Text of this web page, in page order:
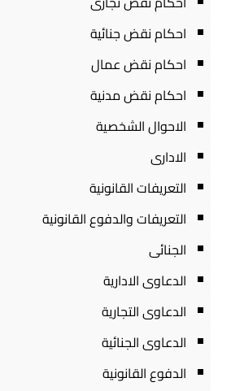
احكام نقض جنائية
احكام نقض عمال
احكام نقض مدنية
الاحوال الشخصية
الادارى
التعريفات القانونية
التعريفات والدفوع القانونية
الجنائى
الدعاوى الادارية
الدعاوى التجارية
الدعاوى الجنائية
الدفوع القانونية